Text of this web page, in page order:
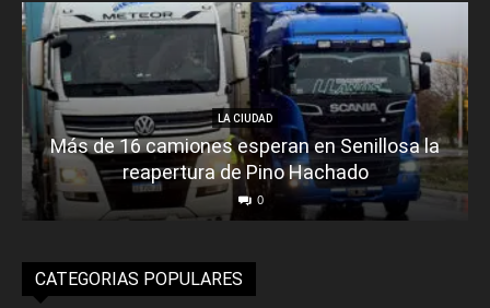
LA CIUDAD
Más de 16 camiones esperan en Senillosa la
reapertura de Pino Hachado
0
CATEGORIAS POPULARES